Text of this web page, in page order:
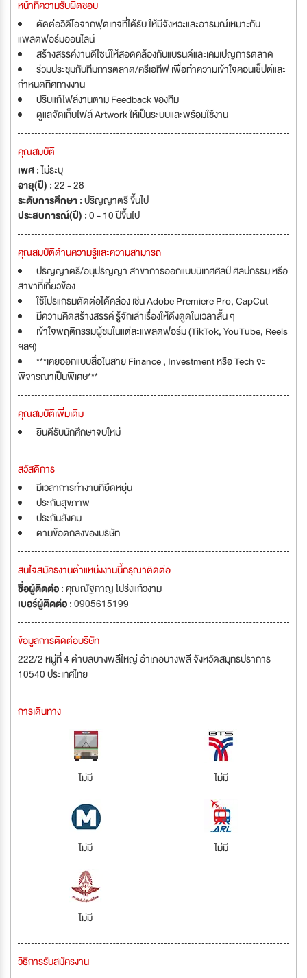
หน้าที่ความรับผิดชอบ
ตัดต่อวิดีโอจากฟุตเทจที่ได้รับ ให้มีจังหวะและอารมณ์เหมาะกับ
แพลตฟอร์มออนไลน์
สร้างสรรค์งานดีไซน์ให้สอดคล้องกับแบรนด์และเคมเปญการตลาด
ร่วมประชุมกับทีมการตลาด/ครีเอทีฟ เพื่อทำความเข้าใจคอนเซ็ปต์และ
กำหนดทิศทางงาน
ปริบแก้ไฟล์งานตาม Feedback ของทีม
ดูแลจัดเก็บไฟล์ Artwork ให้เป็นระบบและพร้อมใช้งาน
คุณสมบัติ
เพศ :ไม่ระบุ
อายุ(ปี) :22 - 28
ระดับการศึกษา :ปริญญาตรี ขึ้นไป
ประสบการณ์(ปี) :0 - 10 ปีขึ้นไป
คุณสมบัติด้านความรู้และความสามารถ
ปริญญาตรี/อนุปริญญา สาขาการออกแบบนิเทศศิลป์ ศิลปกรรม หรือ
สาขาที่เกี่ยวข้อง
ใช้โปรแกรมตัดต่อได้คล่อง เช่น Adobe Premiere Pro, CapCut
มีความคิดสร้างสรรค์ รู้จักเล่าเรื่องให้ดึงดูดในเวลาสั้น ๆ
เข้าใจพฤติกรรมผู้ชมในแต่ละแพลตฟอร์ม (TikTok, YouTube, Reels
ฯลฯ)
***เคยออกแบบสื่อในสาย Finance , Investment หรือ Tech จะ
พิจารณาเป็นพิเศษ***
คุณสมบัติเพิ่มเติม
ยินดีรับนักศึกษาจบใหม่
สวัสดิการ
มีเวลาการทำงานที่ยืดหยุ่น
ประกันสุขภาพ
ประกันสังคม
ตามข้อตกลงของบริษัท
สนใจสมัครงานตำแหน่งงานนี้กรุณาติดต่อ
ชื่อผู้ติดต่อ :คุณณัฐกาญ โปร่งแก้วงาม
เบอร์ผู้ติดต่อ :0905615199
ข้อมูลการติดต่อบริษัท
222/2 หมู่ที่ 4 ตำบลบางพลีใหญ่ อำเภอบางพลี จังหวัดสมุทรปราการ
10540 ประเทศไทย
การเดินทาง
ไม่มี ไม่มี
ไม่มี ไม่มี
ไม่มี
วิธีการรับสมัครงาน